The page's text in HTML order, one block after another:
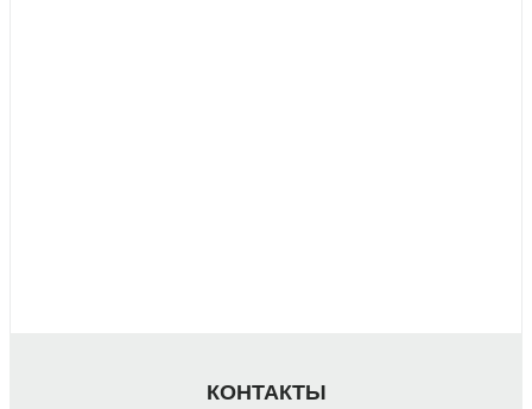
КОНТАКТЫ